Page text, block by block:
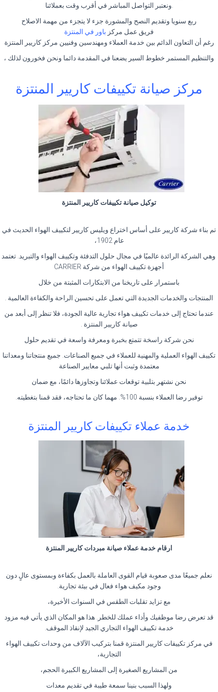
.ونعتبر التواصل المباشر في أقرب وقت بعملائنا
ربع سنويا وتقديم النصح والمشورة جزء لا يتجزء من مهمة الاصلاح
فريق عمل مركز باور في المنتزة
رغم أن التعاون الدائم بين خدمة العملاء ومهندسين وفنيين مركز كاريير المنتزة
والتنظيم المستمر خطوط السير يضعنا في المقدمة دائما ونحن فخورون لذلك ،
مركز صيانة تكييفات كاريير المنتزة
توكيل صيانة تكييفات كاريير المنتزة
تم بناء شركة كاريير على أساس اختراع ويليس كاريير لتكييف الهواء الحديث في
عام 1902،
وهي الشركة الرائدة عالميًا في مجال حلول التدفئة وتكييف الهواء والتبريد. تعتمد
أجهزة تكييف الهواء من شركة CARRIER
باستمرار على تاريخنا من الابتكارات المثبتة من خلال
المنتجات والخدمات الجديدة التي تعمل على تحسين الراحة والكفاءة العالمية .
عندما تحتاج إلى خدمات تكييف هواء تجارية عالية الجودة، فلا تنظر إلى أبعد من
صيانة كاريير المنتزة .
نحن شركة راسخة تتمتع بخبرة ومعرفة واسعة في تقديم حلول
تكييف الهواء العملية والمهنية للعملاء في جميع الصناعات. جميع منتجاتنا ومعداتنا
معتمدة وثبت أنها تلبي معايير الصناعة
نحن نشتهر بتلبية توقعات عملائنا وتجاوزها دائمًا، مع ضمان
توفير رضا العملاء بنسبة 100%. مهما كان ما تحتاجه، فقد قمنا بتغطيته.
خدمة عملاء تكييفات كاريير المنتزة
ارقام خدمة عملاء صيانة مبردات كاريير المنتزة
نعلم جميعًا مدى صعوبة قيام القوى العاملة بالعمل بكفاءة وبمستوى عالٍ دون
وجود مكيف هواء فعال في بيئة تجارية.
مع تزايد تقلبات الطقس في السنوات الأخيرة،
قد تعرض رضا موظفيك وأداء عملك للخطر. هذا هو المكان الذي يأتي فيه مزود
خدمة تكييف الهواء التجاري الجيد لإنقاذ الموقف.
في مركز تكييفات كاريير المنتزة قمنا بتركيب الآلاف من وحدات تكييف الهواء
التجارية،
من المشاريع الصغيرة إلى المشاريع الكبيرة الحجم،
ولهذا السبب بنينا سمعة طيبة في تقديم معدات